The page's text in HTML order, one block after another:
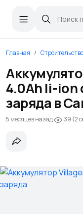
Главная
4.0Ah li-ion
заряда в
5 месяцев назад 39 (2